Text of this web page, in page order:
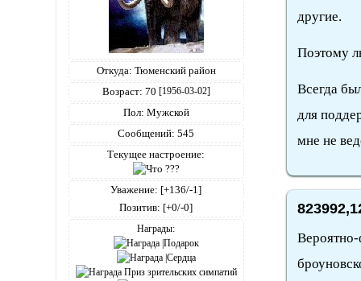
Откуда: Тюменский район
Возраст: 70 [1956-03-02]
Пол: Мужской
Сообщений: 545
Текущее настроение:
Уважение: [+136/-1]
Позитив: [+0/-0]
Награды:
другие.
Поэтому
Всегда
для
мне не
Вероятно-